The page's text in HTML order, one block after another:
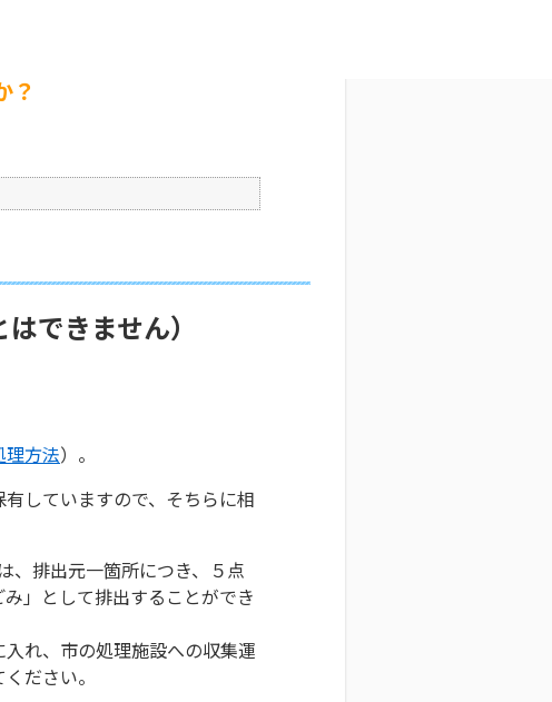
？
できません）
理方法）。
していますので、そちらに相
、排出元一箇所につき、５点
」として排出することができ
れ、市の処理施設への収集運
ださい。